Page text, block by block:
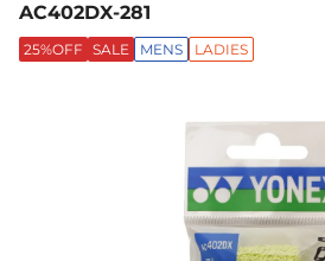
AC402DX-281
25%OFF SALE MENS LADIES